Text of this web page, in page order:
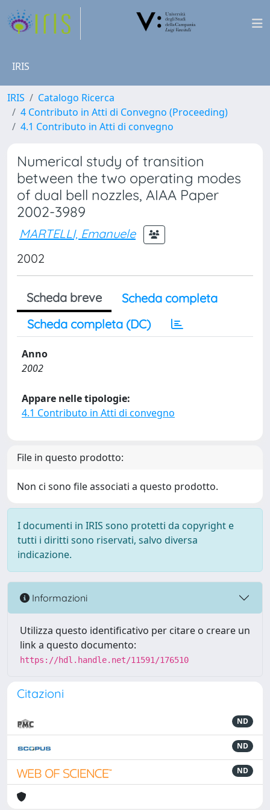
IRIS
IRIS
Catalogo Ricerca
4 Contributo in Atti di Convegno (Proceeding)
4.1 Contributo in Atti di convegno
Numerical study of transition
between the two operating modes
of dual bell nozzles, AIAA Paper
2002-3989
MARTELLI, Emanuele
2002
Scheda breve
Scheda completa
Scheda completa (DC)
Anno
2002
Appare nelle tipologie:
4.1 Contributo in Atti di convegno
File in questo prodotto:
Non ci sono file associati a questo prodotto.
I documenti in IRIS sono protetti da copyright e
tutti i diritti sono riservati, salvo diversa
indicazione.
Informazioni
Utilizza questo identificativo per citare o creare un
link a questo documento:
https://hdl.handle.net/11591/176510
Citazioni
ND
ND
ND